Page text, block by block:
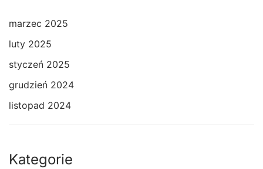
marzec 2025
luty 2025
styczeń 2025
grudzień 2024
listopad 2024
Kategorie